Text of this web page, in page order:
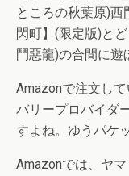
ところの秋葉原)
閃町】(限定版)と
鬥惡龍)の合間に遊
Amazonで注文し
バリープロバイダ
すよね。ゆうパケ
Amazonでは、ヤ